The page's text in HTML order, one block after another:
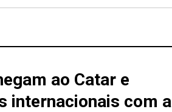
ao Catar e
internacionais com a